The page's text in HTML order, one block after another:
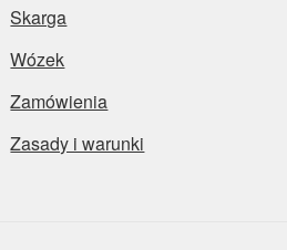
Skarga
Wózek
Zamówienia
Zasady i warunki